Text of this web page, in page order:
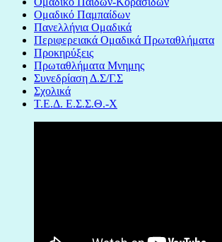
Ομαδικό Παμπαίδων
Πανελλήνια Ομαδικά
Περιφερειακά Ομαδικά Πρωταθλήματα
Προκηρύξεις
Πρωταθλήματα Μνημης
Συνεδρίαση Δ.Σ/Γ.Σ
Σχολικά
Τ.Ε.Δ. Ε.Σ.Σ.Θ.-Χ